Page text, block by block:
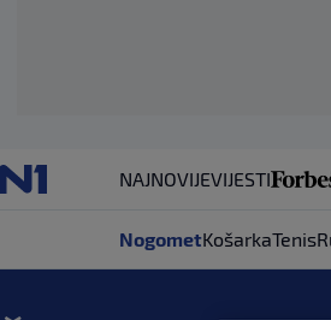
NAJNOVIJEVIJESTI
NogometKošarkaTenis